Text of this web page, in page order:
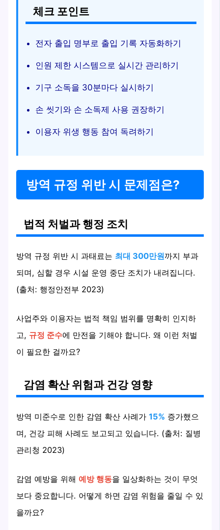
체크 포인트
전자 출입 명부로 출입 기록 자동화하기
인원 제한 시스템으로 실시간 관리하기
기구 소독을 30분마다 실시하기
손 씻기와 손 소독제 사용 권장하기
이용자 위생 행동 참여 독려하기
방역 규정 위반 시 문제점은?
법적 처벌과 행정 조치
방역 규정 위반 시 과태료는 최대 300만원까지 부과
되며, 심할 경우 시설 운영 중단 조치가 내려집니다.
(출처: 행정안전부 2023)
사업주와 이용자는 법적 책임 범위를 명확히 인지하
고, 규정 준수에 만전을 기해야 합니다. 왜 이런 처벌
이 필요한 걸까요?
감염 확산 위험과 건강 영향
방역 미준수로 인한 감염 확산 사례가15% 증가했으
며, 건강 피해 사례도 보고되고 있습니다. (출처: 질병
관리청 2023)
감염 예방을 위해 예방 행동을 일상화하는 것이 무엇
보다 중요합니다. 어떻게 하면 감염 위험을 줄일 수 있
을까요?